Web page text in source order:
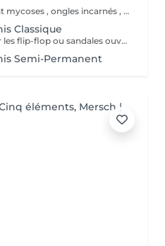
Pédicure médicale : Traitement mycoses , ongles incarnés , corrections des ongles en plicature , ongles en tuile de provence , en volute, durillons, cors ,callosités, crevasses, pied d'athlète et tous les affections. Le prix varie en fonction du problème.
Classique
Chers clients, veuillez apporter les flip-flop ou sandales ouvertes pour pose de verniz classique.
Semi-Permanent